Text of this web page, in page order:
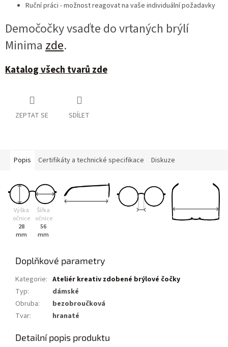
Ruční práci - možnost reagovat na vaše individuální požadavky
Demočočky vsaďte do vrtaných brýlí
Minima zde.
Katalog všech tvarů zde
ZEPTAT SE SDÍLET
Popis Certifikáty a technické specifikace Diskuze
Výška
očnice
28
mm
Šířka
očnice
56
mm
Doplňkové parametry
Kategorie: Ateliér kreativ zdobené brýlové čočky
Typ:
dámské
Obruba:
bezobroučková
Tvar: hranaté
Detailní popis produktu